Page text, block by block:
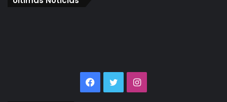
Facebook
TwitterInstagram